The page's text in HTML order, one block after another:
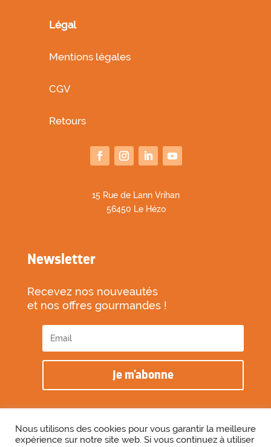
Légal
Mentions légales
CGV
Retours
15 Rue de Lann Vrihan
56450 Le Hézo
Newsletter
Recevez nos nouveautés
et nos offres gourmandes !
Je m'abonne
2026 © Biscuiterie des Vénètes
Nous utilisons des cookies pour vous garantir la meilleure
expérience sur notre site web. Si vous continuez à utiliser